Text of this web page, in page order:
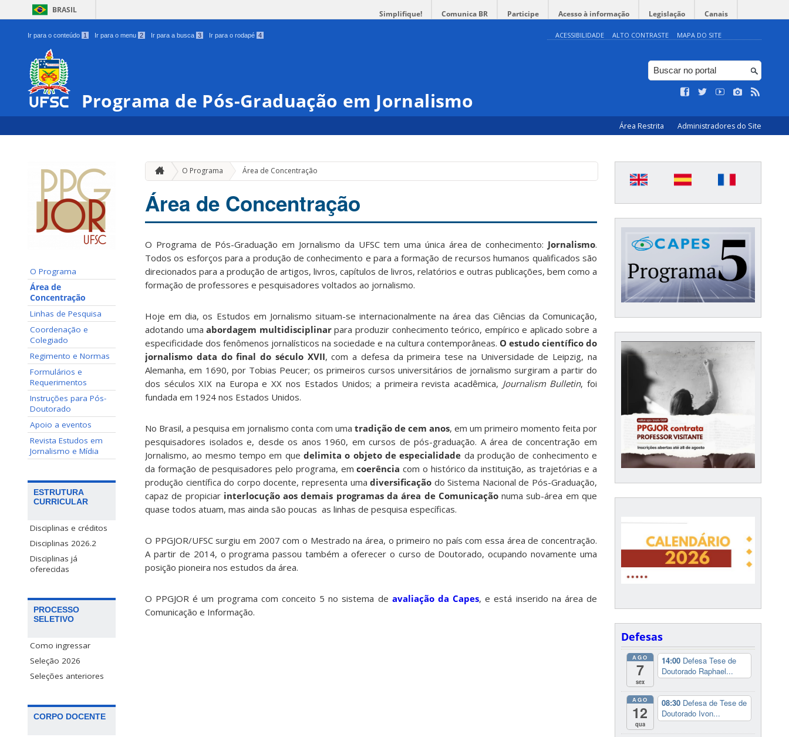
BRASIL Simplifique! Comunica BR Participe Acesso à informação Legislação Canais
Ir para o conteúdo 1 Ir para o menu 2 Ir para a busca 3 Ir para o rodapé 4 ACESSIBILIDADE ALTO CONTRASTE MAPA DO SITE
Programa de Pós-Graduação em Jornalismo
Área Restrita Administradores do Site
O Programa
Área de
Concentração
Linhas de Pesquisa
Coordenação e
Colegiado
Regimento e Normas
Formulários e
Requerimentos
Instruções para Pós-
Doutorado
Apoio a eventos
Revista Estudos em
Jornalismo e Mídia
ESTRUTURA
CURRICULAR
Disciplinas e créditos
Disciplinas 2026.2
Disciplinas já
oferecidas
PROCESSO
SELETIVO
Como ingressar
Seleção 2026
Seleções anteriores
CORPO DOCENTE
O Programa Área de Concentração
Área de Concentração
O Programa de Pós-Graduação em Jornalismo da UFSC tem uma única área de conhecimento: Jornalismo.
Todos os esforços para a produção de conhecimento e para a formação de recursos humanos qualificados são
direcionados para a produção de artigos, livros, capítulos de livros, relatórios e outras publicações, bem como a
formação de professores e pesquisadores voltados ao jornalismo.
Hoje em dia, os Estudos em Jornalismo situam-se internacionalmente na área das Ciências da Comunicação,
adotando umaabordagem multidisciplinarpara produzir conhecimento teórico, empírico e aplicado sobre a
especificidade dos fenômenos jornalísticos na sociedade e na cultura contemporâneas. O estudo científico do
jornalismo data do final do século XVII, com a defesa da primeira tese na Universidade de Leipzig, na
Alemanha, em 1690, por Tobias Peucer; os primeiros cursos universitários de jornalismo surgiram a partir do
dos séculos XIX na Europa e XX nos Estados Unidos; a primeira revista acadêmica, Journalism Bulletin, foi
fundada em 1924 nos Estados Unidos.
No Brasil, a pesquisa em jornalismo conta com uma tradição de cem anos, em um primeiro momento feita por
pesquisadores isolados e, desde os anos 1960, em cursos de pós-graduação. A área de concentração em
Jornalismo, ao mesmo tempo em que delimita o objeto de especialidade da produção de conhecimento e
da formação de pesquisadores pelo programa, emcoerência com o histórico da instituição, as trajetórias e a
produção científica do corpo docente, representa umadiversificação do Sistema Nacional de Pós-Graduação,
capaz de propiciar interlocução aos demais programas da área de Comunicaçãonuma sub-área em que
quase todos atuam, mas ainda são poucas as linhas de pesquisa específicas.
O PPGJOR/UFSC surgiu em 2007 com o Mestrado na área, o primeiro no país com essa área de concentração.
A partir de 2014, o programa passou também a oferecer o curso de Doutorado, ocupando novamente uma
posição pioneira nos estudos da área.
O PPGJOR é um programa com conceito 5 no sistema de avaliação da Capes, e está inserido na área de
Comunicação e Informação.
Defesas
AGO
7
sex
14:00 Defesa Tese de
Doutorado Raphael...
AGO
12
qua
08:30 Defesa de Tese de
Doutorado Ivon...